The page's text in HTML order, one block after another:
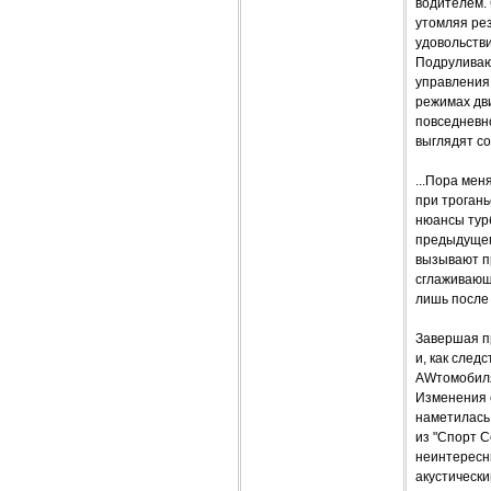
утомляя
режимах
выглядят
...Пора
при
нюансы
вызывают
лишь после
Завершая
и, как
Изменения
из "Спорт